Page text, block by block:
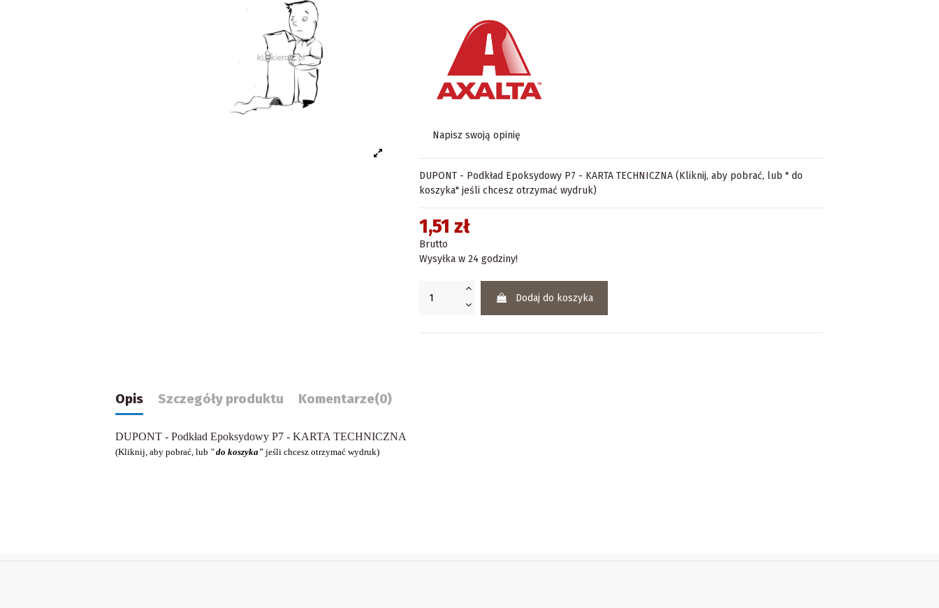
Napisz swoją opinię
DUPONT - Podkład Epoksydowy P7 - KARTA TECHNICZNA (Kliknij, aby pobrać, lub " do
koszyka" jeśli chcesz otrzymać wydruk)
1,51 zł
Brutto
Wysyłka w 24 godziny!
Dodaj do koszyka
Opis Szczegóły produktu Komentarze(0)
DUPONT - Podkład Epoksydowy P7 - KARTA TECHNICZNA
(Kliknij, aby pobrać, lub "do koszyka" jeśli chcesz otrzymać wydruk)